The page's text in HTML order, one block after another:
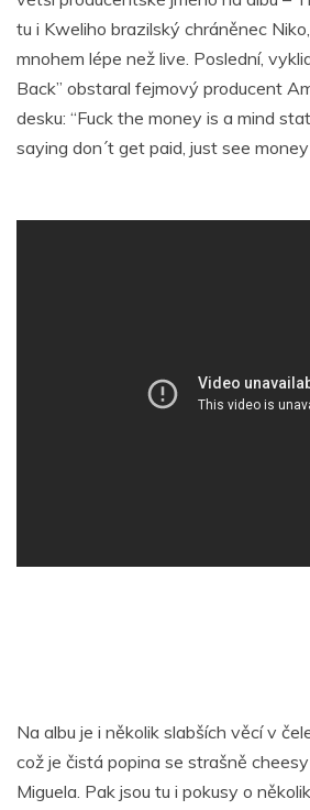
tu i Kweliho brazilský chráněnec
mnohem lépe než live. Poslední,
Back” obstaral fejmový producent
desku: “Fuck the money is a mind
saying don´t get paid, just see
Na albu je i několik slabších věcí v
což je čistá popina se strašně
Miguela. Pak jsou tu i pokusy o